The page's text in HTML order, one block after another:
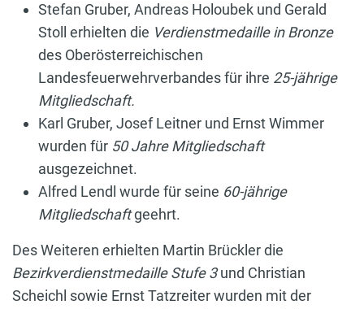
Stefan Gruber, Andreas Holoubek und Gerald
Stoll erhielten die Verdienstmedaille in Bronze
des Oberösterreichischen
Landesfeuerwehrverbandes für ihre 25-jährige
Mitgliedschaft.
Karl Gruber, Josef Leitner und Ernst Wimmer
wurden für 50 Jahre Mitgliedschaft
ausgezeichnet.
Alfred Lendl wurde für seine 60-jährige
Mitgliedschaftgeehrt.
Des Weiteren erhielten Martin Brückler die
Bezirkverdienstmedaille Stufe 3und Christian
Scheichl sowie Ernst Tatzreiter wurden mit der